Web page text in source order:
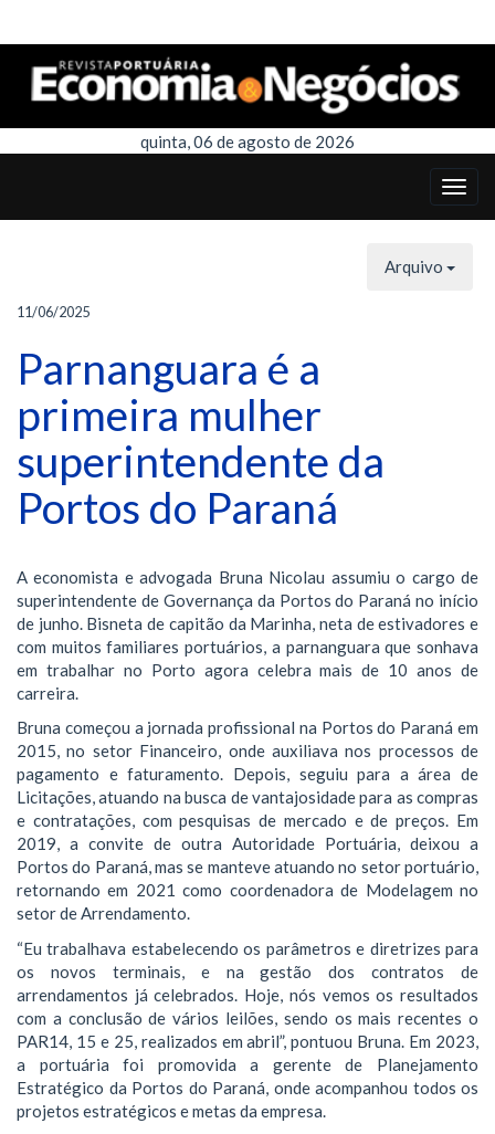
quinta, 06 de agosto de 2026
Arquivo
11/06/2025
Parnanguara é a
primeira mulher
superintendente da
Portos do Paraná
A economista e advogada Bruna Nicolau assumiu o cargo de
superintendente de Governança da Portos do Paraná no início
de junho. Bisneta de capitão da Marinha, neta de estivadores e
com muitos familiares portuários, a parnanguara que sonhava
em trabalhar no Porto agora celebra mais de 10 anos de
carreira.
Bruna começou a jornada profissional na Portos do Paraná em
2015, no setor Financeiro, onde auxiliava nos processos de
pagamento e faturamento. Depois, seguiu para a área de
Licitações, atuando na busca de vantajosidade para as compras
e contratações, com pesquisas de mercado e de preços. Em
2019, a convite de outra Autoridade Portuária, deixou a
Portos do Paraná, mas se manteve atuando no setor portuário,
retornando em 2021 como coordenadora de Modelagem no
setor de Arrendamento.
“Eu trabalhava estabelecendo os parâmetros e diretrizes para
os novos terminais, e na gestão dos contratos de
arrendamentos já celebrados. Hoje, nós vemos os resultados
com a conclusão de vários leilões, sendo os mais recentes o
PAR14, 15 e 25, realizados em abril”, pontuou Bruna. Em 2023,
a portuária foi promovida a gerente de Planejamento
Estratégico da Portos do Paraná, onde acompanhou todos os
projetos estratégicos e metas da empresa.